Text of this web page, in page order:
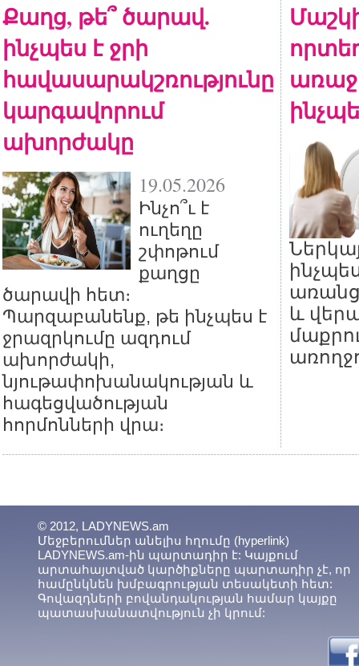
Քաղց, թե՞ ծարավ.
ինչպես է ջրի
հավասարակշռությունը
կարգավորում
ախորժակը
19.05.2026
Ինչո՞ւ է
ուղեղը
շփոթում
քաղցը
ծարավի հետ։
Պարզաբանենք, թե ինչպես է
ջրազրկումը ազդում
ախորժակի,
նյութափոխանակության և
հագեցվածության
հորմոնների վրա։
առանց
և
© 2012, LADYNEWS.am
Մեջբերումներ անելիս հղումը (hyperlink)
LADYNEWS.am-ին պարտադիր է: Կայքում
արտահայտված կարծիքները պարտադիր չէ, որ
համընկնեն խմբագրության տեսակետի հետ:
Գովազդների բովանդակության համար կայքը
պատասխանատվություն չի կրում: